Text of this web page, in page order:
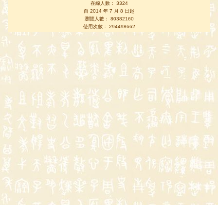
在線人數： 3324
自 2014 年 7 月 8 日起
瀏覽人數： 80382160
使用次數： 294498662